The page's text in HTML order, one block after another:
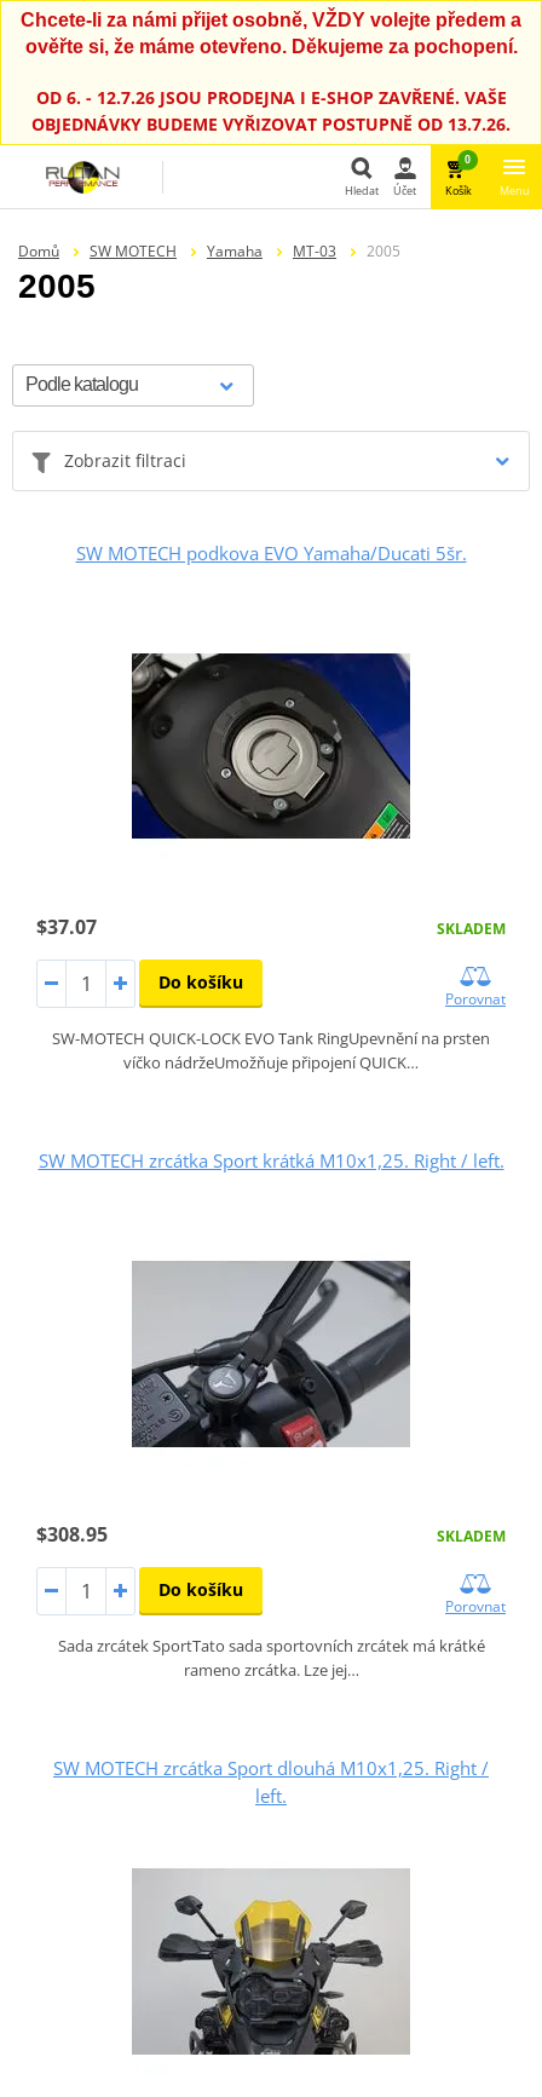
Chcete-li za námi přijet osobně, VŽDY volejte předem a
ověřte si, že máme otevřeno. Děkujeme za pochopení.
OD 6. - 12.7.26 JSOU PRODEJNA I E-SHOP ZAVŘENÉ. VAŠE
OBJEDNÁVKY BUDEME VYŘIZOVAT POSTUPNĚ OD 13.7.26.
Hledat Účet
0
Košík Menu
Domů SW MOTECH Yamaha MT-03 2005
2005
Zobrazit filtraci
SW MOTECH podkova EVO Yamaha/Ducati 5šr.
$37.07 SKLADEM
Do košíku
Porovnat
SW-MOTECH QUICK-LOCK EVO Tank RingUpevnění na prsten
víčko nádržeUmožňuje připojení QUICK…
SW MOTECH zrcátka Sport krátká M10x1,25. Right / left.
$308.95 SKLADEM
Do košíku
Porovnat
Sada zrcátek SportTato sada sportovních zrcátek má krátké
rameno zrcátka. Lze jej…
SW MOTECH zrcátka Sport dlouhá M10x1,25. Right /
left.